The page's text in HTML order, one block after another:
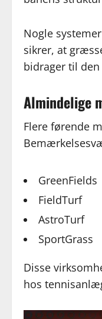
Nogle
sikrer, at
bidrager til
Almindelige
Flere førende
GreenFields
FieldTurf
AstroTurf
SportGrass
Disse
hos